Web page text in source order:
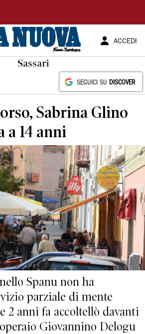
ACCEDI
Sassari
SEGUICI SU DISCOVER
Sabrina Glino
a 14 anni
Spanu non ha
parziale di mente
2 anni fa accoltellò davanti
Giovannino Delogu